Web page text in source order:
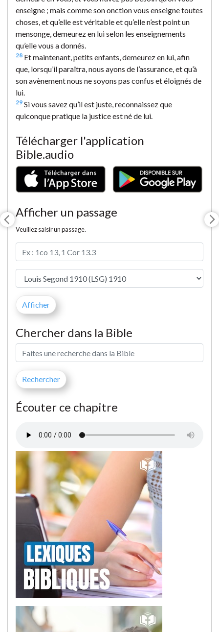
enseigne ; mais comme son onction vous enseigne toutes
choses, et qu’elle est véritable et qu’elle n’est point un
mensonge, demeurez en lui selon les enseignements
qu’elle vous a donnés.
28 Et maintenant, petits enfants, demeurez en lui, afin
que, lorsqu’il paraîtra, nous ayons de l’assurance, et qu’à
son avènement nous ne soyons pas confus et éloignés de
lui.
29 Si vous savez qu’il est juste, reconnaissez que
quiconque pratique la justice est né de lui.
Télécharger l'application
Bible.audio
Afficher un passage
Veuillez saisir un passage.
Chercher dans la Bible
Écouter ce chapitre